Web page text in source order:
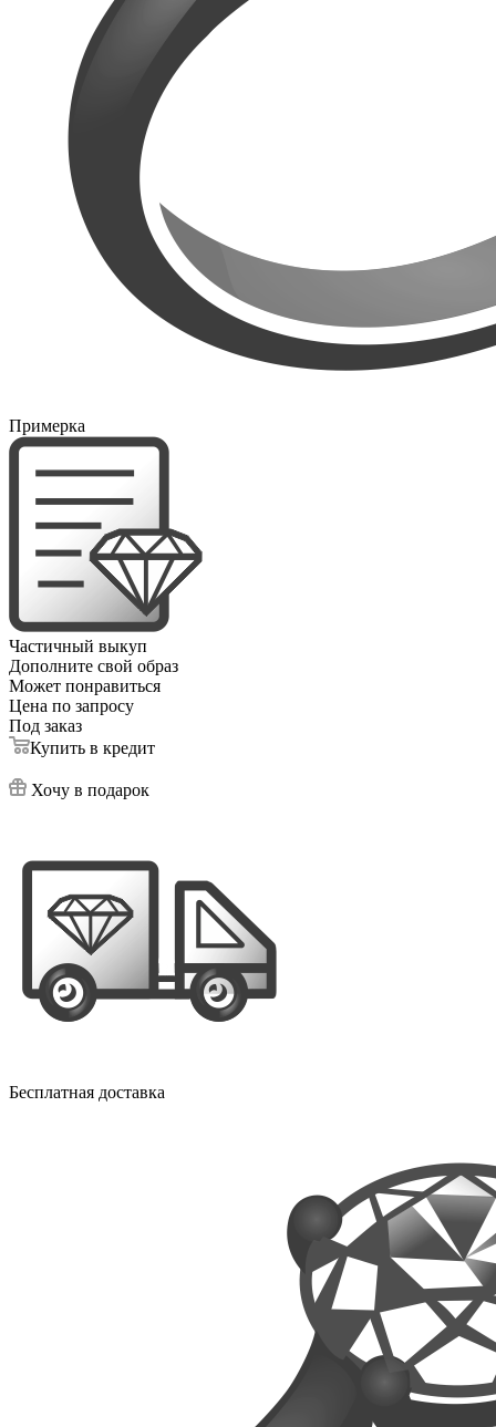
Примерка
Частичный выкуп
Дополните свой образ
Может понравиться
Цена по запросу
Под заказ
Купить в кредит
Хочу в подарок
Бесплатная доставка